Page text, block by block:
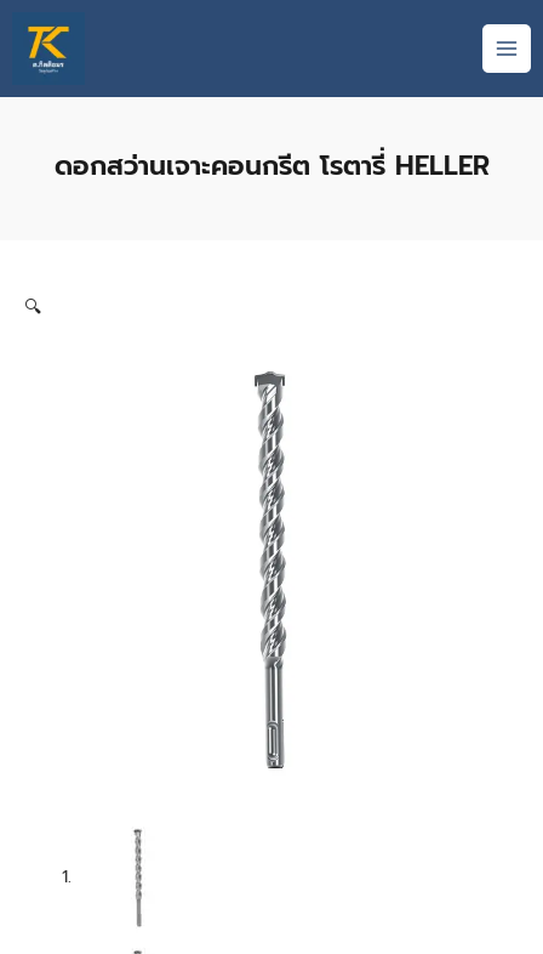
content
ดอกสว่านเจาะคอนกรีต โรตารี่ HELLER
🔍